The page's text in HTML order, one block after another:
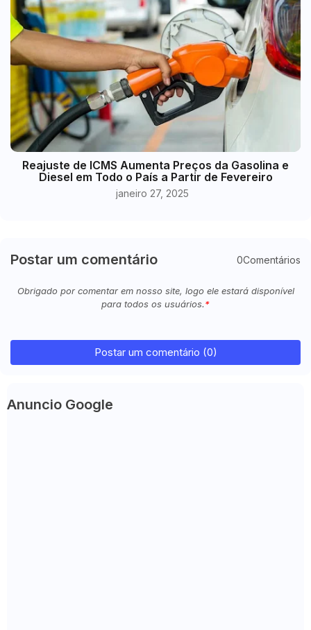
Reajuste de ICMS Aumenta Preços da Gasolina e
Diesel em Todo o País a Partir de Fevereiro
janeiro 27, 2025
Postar um comentário 0Comentários
Obrigado por comentar em nosso site, logo ele estará disponível
para todos os usuários.
Postar um comentário (0)
Anuncio Google